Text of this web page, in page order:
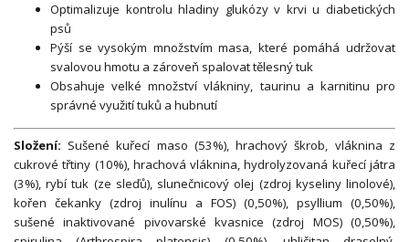
Optimalizuje kontrolu hladiny glukózy v krvi u diabetických
psů
Pýší se vysokým množstvím masa, které pomáhá udržovat
svalovou hmotu a zároveň spalovat tělesný tuk
Obsahuje velké množství vlákniny, taurinu a karnitinu pro
správné využití tuků a hubnutí
Složení: Sušené kuřecí maso (53%), hrachový škrob, vláknina z
cukrové třtiny (10%), hrachová vláknina, hydrolyzovaná kuřecí játra
(3%), rybí tuk (ze sleďů), slunečnicový olej (zdroj kyseliny linolové),
kořen čekanky (zdroj inulínu a FOS) (0,50%), psyllium (0,50%),
sušené inaktivované pivovarské kvasnice (zdroj MOS) (0,50%),